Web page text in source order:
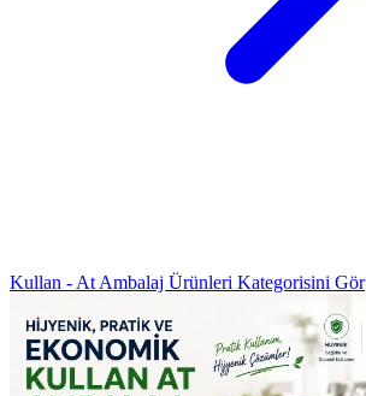
Kullan - At Ambalaj Ürünleri Kategorisini Gör